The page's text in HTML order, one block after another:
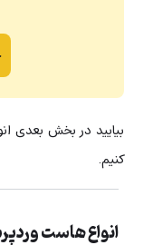
بیایید در بخش بعدی
کنیم.
انواع هاست